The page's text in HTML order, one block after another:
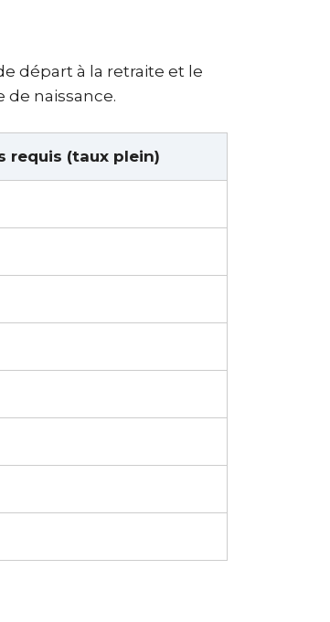
départ à la retraite et le
naissance.
requis (taux plein)